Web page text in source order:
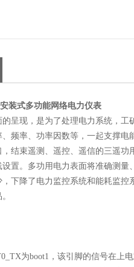
装式多功能网络电力仪表
的呈现，是为了处理电力系统，
、频率、功率因数等，一起支撑
结束遥测、遥控、遥信的三遥
置。多功用电力表面将准确测
下降了电力监控系统和能耗监
为boot1，该引脚的信号在上